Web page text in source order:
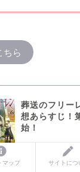
ちら
葬送のフリー
想あらすじ！
始！
マップ サイトにつ